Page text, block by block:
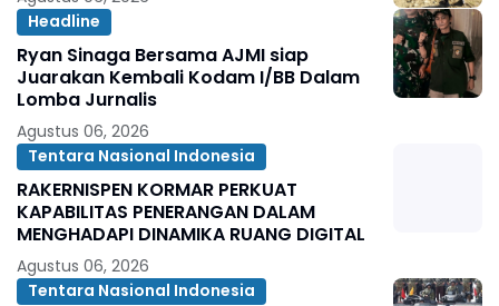
Headline
Ryan Sinaga Bersama AJMI siap
Juarakan Kembali Kodam I/BB Dalam
Lomba Jurnalis
Agustus 06, 2026
Tentara Nasional Indonesia
RAKERNISPEN KORMAR PERKUAT
KAPABILITAS PENERANGAN DALAM
MENGHADAPI DINAMIKA RUANG DIGITAL
Agustus 06, 2026
Tentara Nasional Indonesia